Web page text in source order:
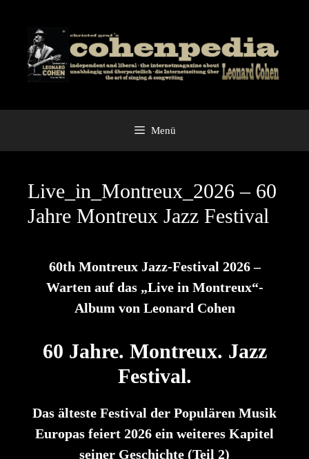
springen
Menü
Live_in_Montreux_2026 – 60
Jahre Montreux Jazz Festival
60th Montreux Jazz-Festival 2026 –
Warten auf das „Live in Montreux“-
Album von Leonard Cohen
60 Jahre. Montreux. Jazz
Festival.
Das älteste Festival der Populären Musik
Europas feiert 2026 ein weiteres Kapitel
seiner Geschichte (Teil 2)